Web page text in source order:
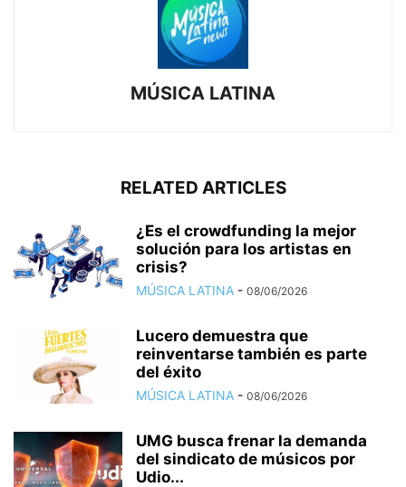
MÚSICA LATINA
RELATED ARTICLES
¿Es el crowdfunding la mejor
solución para los artistas en
crisis?
MÚSICA LATINA - 08/06/2026
Lucero demuestra que
reinventarse también es parte
del éxito
MÚSICA LATINA - 08/06/2026
UMG busca frenar la demanda
del sindicato de músicos por
Udio...